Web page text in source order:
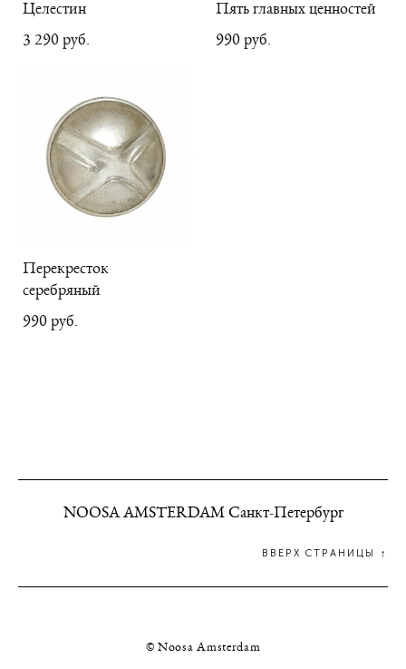
Целестин
3 290 pуб.
Пять главных ценностей
990 pуб.
Перекресток
серебряный
990 pуб.
NOOSA AMSTERDAM Санкт-Петербург
ВВЕРХ СТРАНИЦЫ ↑
© Noosa Amsterdam